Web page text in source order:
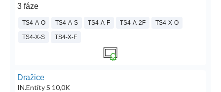
3 fáze
TS4-A-O TS4-A-S TS4-A-F TS4-A-2F TS4-X-O
TS4-X-S TS4-X-F
Dražice
IN.Entity S 10,0K